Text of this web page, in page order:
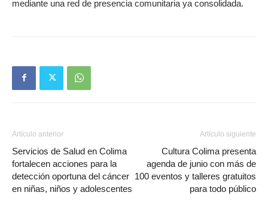
mediante una red de presencia comunitaria ya consolidada.
Artículo anterior
Servicios de Salud en Colima
fortalecen acciones para la
detección oportuna del cáncer
en niñas, niños y adolescentes
Artículo siguiente
Cultura Colima presenta
agenda de junio con más de
100 eventos y talleres gratuitos
para todo público